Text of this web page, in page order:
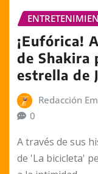
¡Eufórica!
de Shakira
estrella de
Redacción
0
A través de sus
de 'La bicicleta'